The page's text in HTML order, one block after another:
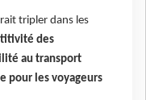
tripler dans les
des
au transport
pour les voyageurs